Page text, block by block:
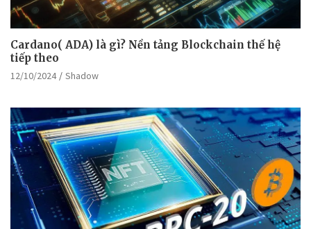
Cardano( ADA) là gì? Nền tảng Blockchain thế hệ
tiếp theo
12/10/2024 Shadow